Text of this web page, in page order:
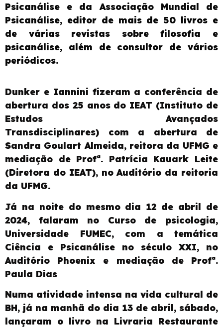
Psicanálise e da Associação Mundial de
Psicanálise, editor de mais de 50 livros e
de várias revistas sobre filosofia e
psicanálise, além de consultor de vários
periódicos.
Dunker e Iannini fizeram a conferência de
abertura dos 25 anos do IEAT (Instituto de
Estudos Avançados
Transdisciplinares) com a abertura de
Sandra Goulart Almeida, reitora da UFMG e
mediação de Profª. Patrícia Kauark Leite
(Diretora do IEAT), no Auditório da reitoria
da UFMG.
Já na noite do mesmo dia 12 de abril de
2024, falaram no Curso de psicologia,
Universidade FUMEC, com a temática
Ciência e Psicanálise no século XXI, no
Auditório Phoenix e mediação de Profª.
Paula Dias
Numa atividade intensa na vida cultural de
BH, já na manhã do dia 13 de abril, sábado,
lançaram o livro na Livraria Restaurante